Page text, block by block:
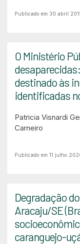
Publicado em 30 abril
O Ministério
destinado às
identificadas
Patricia Visnardi
Carneiro
Publicado em 11 julho
Degradação
Aracaju/SE
caranguejo-